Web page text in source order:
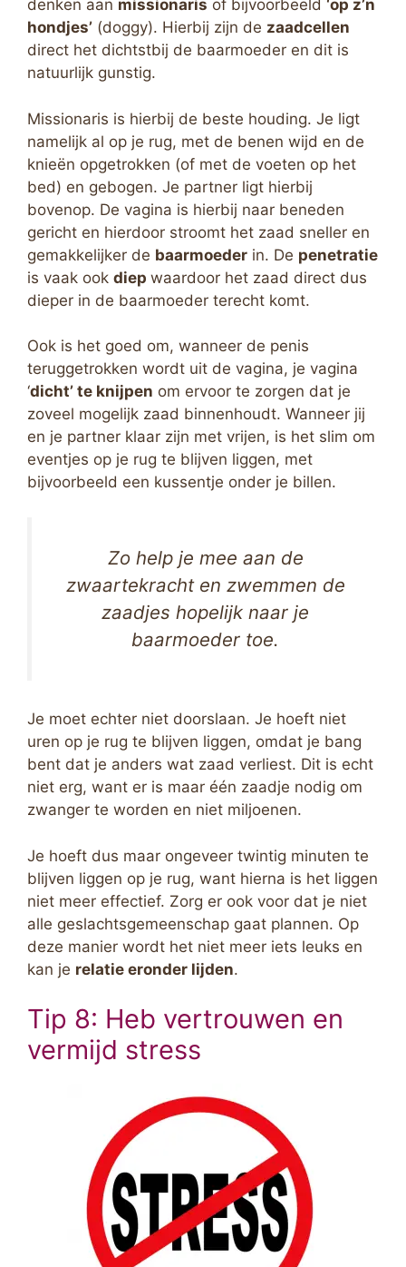
denken aan missionaris of bijvoorbeeld ‘op z’n
hondjes’ (doggy). Hierbij zijn de zaadcellen
direct het dichtstbij de baarmoeder en dit is
natuurlijk gunstig.
Missionaris is hierbij de beste houding. Je ligt
namelijk al op je rug, met de benen wijd en de
knieën opgetrokken (of met de voeten op het
bed) en gebogen. Je partner ligt hierbij
bovenop. De vagina is hierbij naar beneden
gericht en hierdoor stroomt het zaad sneller en
gemakkelijker de baarmoeder in. De penetratie
is vaak ook diep waardoor het zaad direct dus
dieper in de baarmoeder terecht komt.
Ook is het goed om, wanneer de penis
teruggetrokken wordt uit de vagina, je vagina
‘dicht’ te knijpen om ervoor te zorgen dat je
zoveel mogelijk zaad binnenhoudt. Wanneer jij
en je partner klaar zijn met vrijen, is het slim om
eventjes op je rug te blijven liggen, met
bijvoorbeeld een kussentje onder je billen.
Zo help je mee aan de
zwaartekracht en zwemmen de
zaadjes hopelijk naar je
baarmoeder toe.
Je moet echter niet doorslaan. Je hoeft niet
uren op je rug te blijven liggen, omdat je bang
bent dat je anders wat zaad verliest. Dit is echt
niet erg, want er is maar één zaadje nodig om
zwanger te worden en niet miljoenen.
Je hoeft dus maar ongeveer twintig minuten te
blijven liggen op je rug, want hierna is het liggen
niet meer effectief. Zorg er ook voor dat je niet
alle geslachtsgemeenschap gaat plannen. Op
deze manier wordt het niet meer iets leuks en
kan je relatie eronder lijden.
Tip 8: Heb vertrouwen en
vermijd stress